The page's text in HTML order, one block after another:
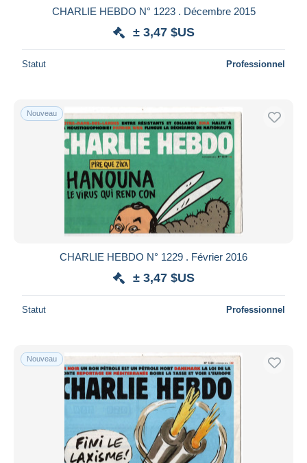
CHARLIE HEBDO N° 1223 . Décembre 2015
± 3,47 $US
Statut Professionnel
Nouveau
CHARLIE HEBDO N° 1229 . Février 2016
± 3,47 $US
Statut Professionnel
Nouveau